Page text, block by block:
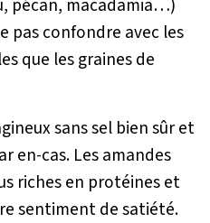
pécan, macadamia…)
pas confondre avec les
que les graines de
sans sel bien sûr et
en-cas. Les amandes
riches en protéines et
sentiment de satiété.